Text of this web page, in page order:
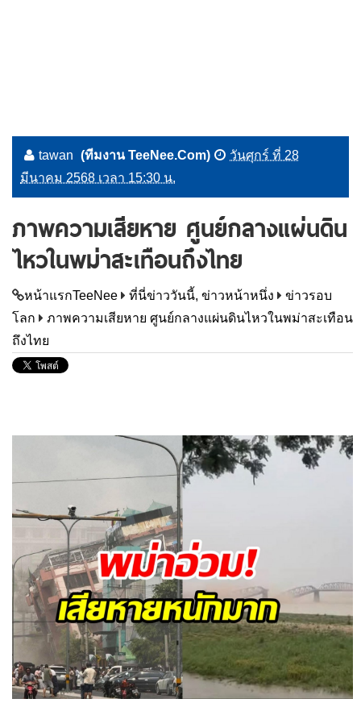
tawan (ทีมงาน TeeNee.Com)
วันศุกร์ ที่ 28
มีนาคม 2568 เวลา 15:30 น.
ภาพความเสียหาย ศูนย์กลางแผ่นดิน
ไหวในพม่าสะเทือนถึงไทย
หน้าแรกTeeNee ที่นี่ข่าววันนี้, ข่าวหน้าหนึ่ง
ข่าวรอบ
โลก
ภาพความเสียหาย ศูนย์กลางแผ่นดินไหวในพม่าสะเทือน
ถึงไทย